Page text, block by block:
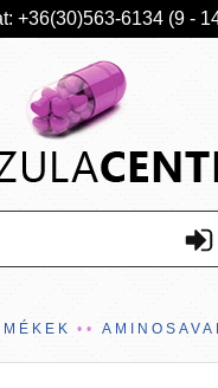
+36(30)563-6134 (9 -